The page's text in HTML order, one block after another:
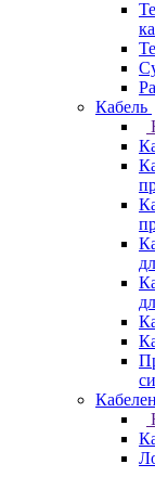
Кабель